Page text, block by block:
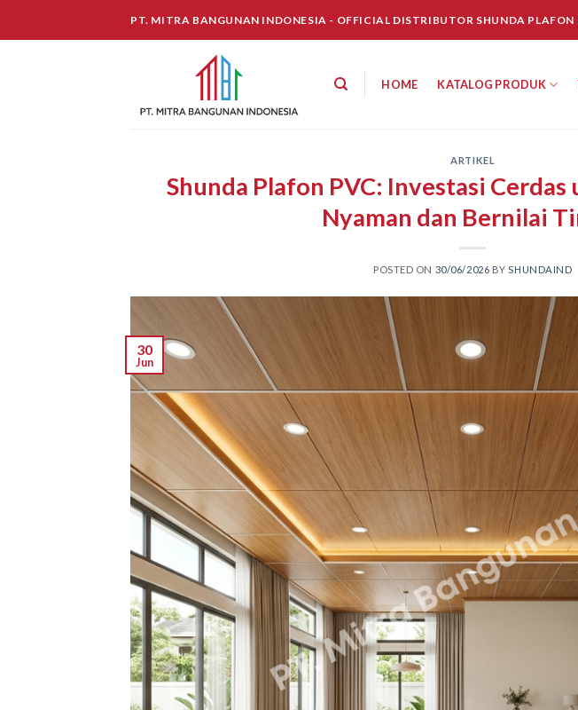
PT. MITRA BANGUNAN INDONESIA - OFFICIAL DISTRIBUTOR SHUNDA PLAFON
HOME KATALOG PRODUK
ARTIKEL
Shunda Plafon PVC: Investasi
Nyaman dan Bernilai
POSTED ON 30/06/2026 BY SHUNDAIND
30
Jun